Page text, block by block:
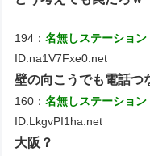
194：名無しステーション
ID:na1V7Fxe0.net
壁の向こうでも電話つ
160：名無しステーション
ID:LkgvPI1ha.net
大阪？